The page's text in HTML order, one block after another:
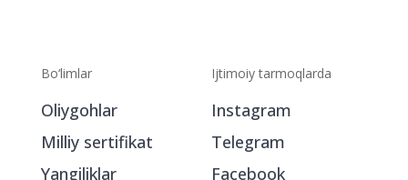
Bo‘limlar
Oliygohlar
Milliy sertifikat
Yangiliklar
Ijtimoiy tarmoqlarda
Instagram
Telegram
Facebook